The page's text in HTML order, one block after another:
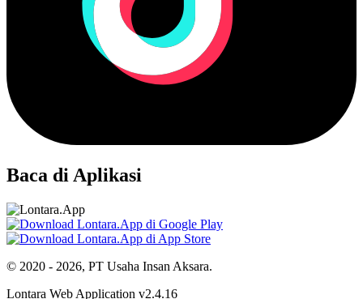
Baca di Aplikasi
© 2020 - 2026, PT Usaha Insan Aksara.
Lontara Web Application v2.4.16